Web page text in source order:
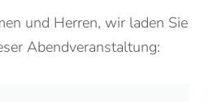
und Herren, wir laden Sie
Abendveranstaltung: